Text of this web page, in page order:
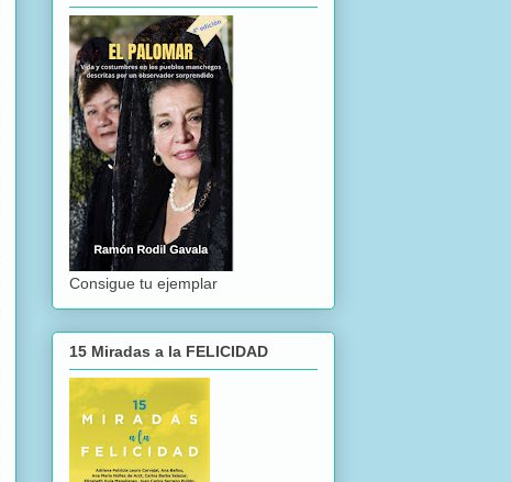
Consigue tu ejemplar
15 Miradas a la FELICIDAD